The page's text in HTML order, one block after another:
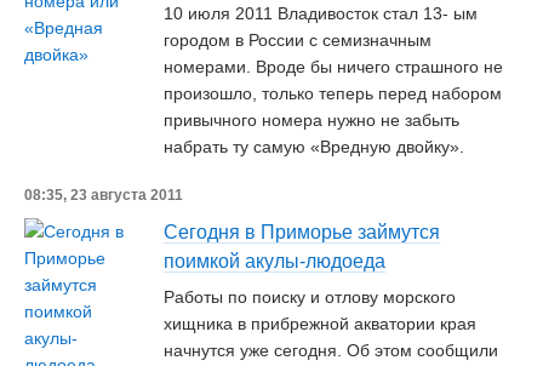
10 июля 2011 Владивосток стал 13- ым
городом в России с семизначным
номерами. Вроде бы ничего страшного не
произошло, только теперь перед набором
привычного номера нужно не забыть
набрать ту самую «Вредную двойку».
08:35, 23 августа 2011
Сегодня в Приморье займутся
поимкой акулы-людоеда
Работы по поиску и отлову морского
хищника в прибрежной акватории края
начнутся уже сегодня. Об этом сообщили